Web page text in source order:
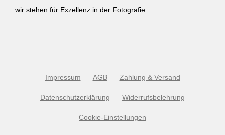
wir stehen für Exzellenz in der Fotografie.
Impressum AGB Zahlung & Versand
Datenschutzerklärung Widerrufsbelehrung
Cookie-Einstellungen